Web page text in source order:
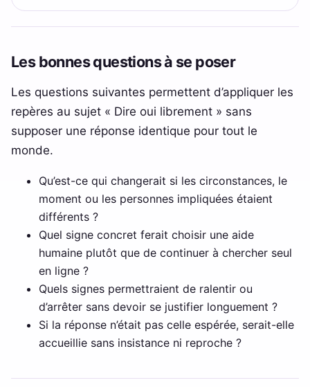
Les bonnes questions à se poser
Les questions suivantes permettent d’appliquer les
repères au sujet « Dire oui librement » sans
supposer une réponse identique pour tout le
monde.
Qu’est-ce qui changerait si les circonstances, le
moment ou les personnes impliquées étaient
différents ?
Quel signe concret ferait choisir une aide
humaine plutôt que de continuer à chercher seul
en ligne ?
Quels signes permettraient de ralentir ou
d’arrêter sans devoir se justifier longuement ?
Si la réponse n’était pas celle espérée, serait-elle
accueillie sans insistance ni reproche ?